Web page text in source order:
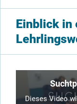
Einblick in
Dieses Video